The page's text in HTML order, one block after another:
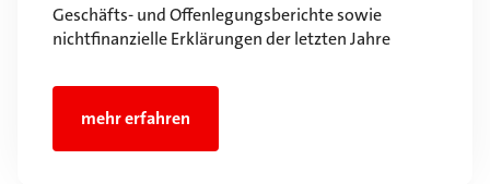
Geschäfts- und Offenlegungsberichte sowie
nichtfinanzielle Erklärungen der letzten Jahre
mehr erfahren